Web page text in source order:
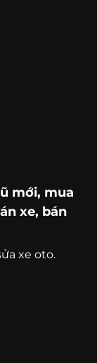
mới, mua
xe, bán
xe oto.